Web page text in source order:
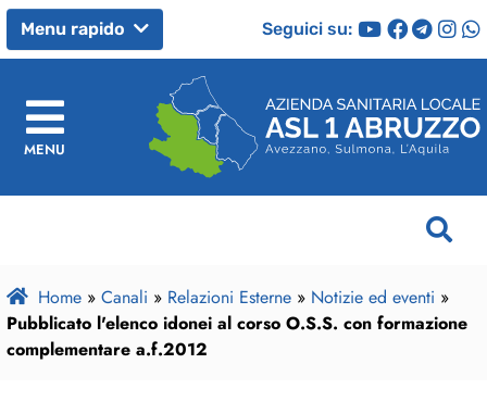
Menu rapido Seguici su:
MENU
Home » Canali » Relazioni Esterne » Notizie ed eventi »
Pubblicato l'elenco idonei al corso O.S.S. con formazione
complementare a.f.2012